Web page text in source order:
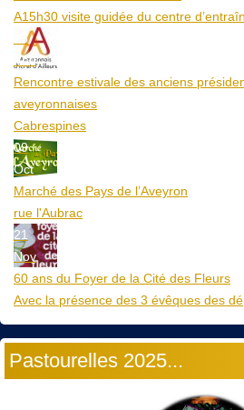
A15h30 visite guidée du centre
25
Aoû
Rencontre estivale des anciens
aveyronnaises
Cabrespines
09
Oct
Marché des Pays de l’Aveyron
rue l'Aubrac
21
Nov
60 ans du Foyer de la Cité des Fleurs
Avec la présence des 3 évêques des
Pastourelles 2025...